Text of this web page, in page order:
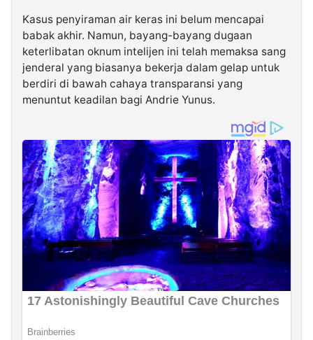
Kasus penyiraman air keras ini belum mencapai
babak akhir. Namun, bayang-bayang dugaan
keterlibatan oknum intelijen ini telah memaksa sang
jenderal yang biasanya bekerja dalam gelap untuk
berdiri di bawah cahaya transparansi yang
menuntut keadilan bagi Andrie Yunus.